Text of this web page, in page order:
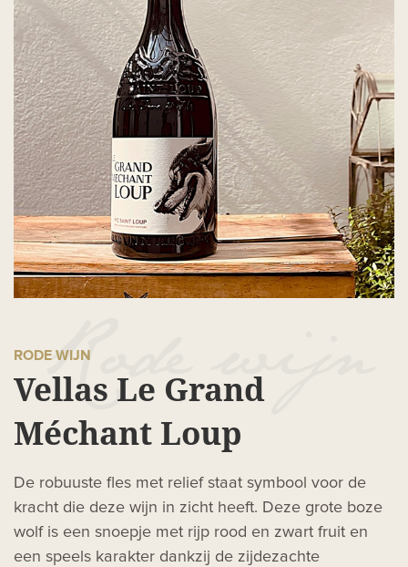
RODE WIJN
Vellas Le Grand
Méchant Loup
De robuuste fles met relief staat symbool voor de
kracht die deze wijn in zicht heeft. Deze grote boze
wolf is een snoepje met rijp rood en zwart fruit en
een speels karakter dankzij de zijdezachte